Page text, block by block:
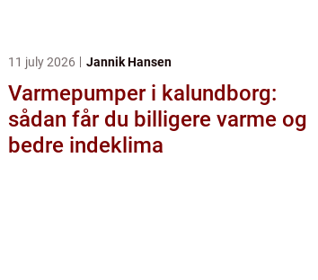
11 july 2026 Jannik Hansen
Varmepumper i kalundborg:
sådan får du billigere varme og
bedre indeklima